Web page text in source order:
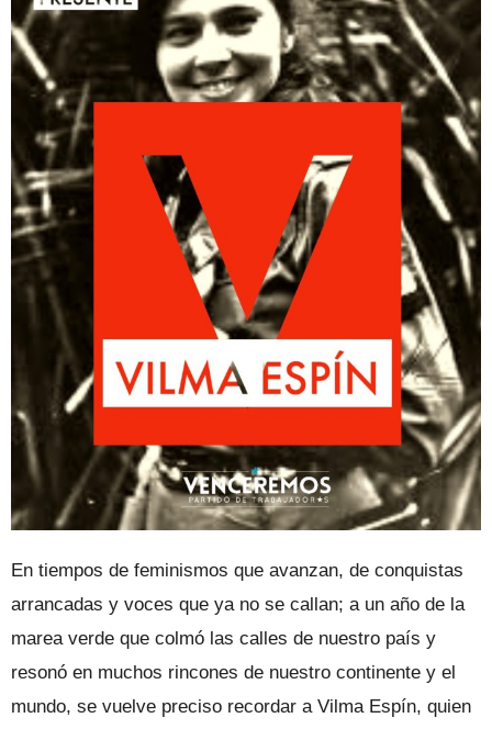
En tiempos de feminismos que avanzan, de conquistas
arrancadas y voces que ya no se callan; a un año de la
marea verde que colmó las calles de nuestro país y
resonó en muchos rincones de nuestro continente y el
mundo, se vuelve preciso recordar a Vilma Espín, quien